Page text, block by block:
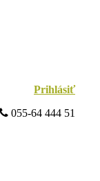
Prihlásiť
055-64 444 51